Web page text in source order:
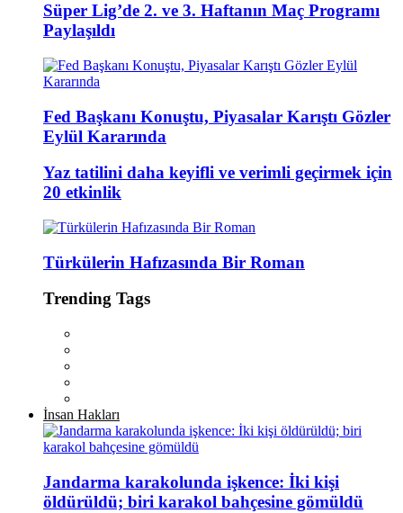
Süper Lig’de 2. ve 3. Haftanın Maç Programı
Paylaşıldı
Fed Başkanı Konuştu, Piyasalar Karıştı Gözler
Eylül Kararında
Yaz tatilini daha keyifli ve verimli geçirmek için
20 etkinlik
Türkülerin Hafızasında Bir Roman
Trending Tags
İnsan Hakları
Jandarma karakolunda işkence: İki kişi
öldürüldü; biri karakol bahçesine gömüldü